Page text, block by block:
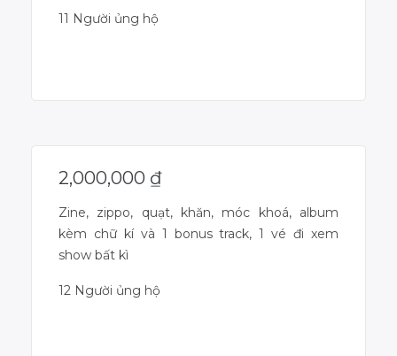
11 Người ủng hộ
2,000,000 ₫
Zine, zippo, quạt, khăn, móc khoá, album
kèm chữ kí và 1 bonus track, 1 vé đi xem
show bất kì
12 Người ủng hộ